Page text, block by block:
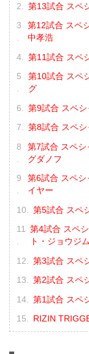
第13試合 スペ
第12試合 スペ
中孝浩
第11試合 スペ
第10試合 スペ
グ
第9試合 スペ
第8試合 スペ
第7試合 スペ
グダノフ
第6試合 スペシ
イヤー
第5試合 スペ
第4試合 スペ
ト・ジョウジム
第3試合 スペ
第2試合 スペ
第1試合 スペ
RIZIN